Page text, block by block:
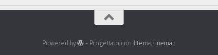
Powered by - Progettato con iltema Hueman